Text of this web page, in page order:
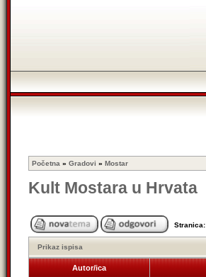
Početna » Gradovi » Mostar
Kult Mostara u Hrvata
Stranica:
Prikaz ispisa
Autor/ica